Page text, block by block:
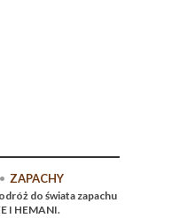
• ZAPACHY
do świata zapachu
I HEMANI.